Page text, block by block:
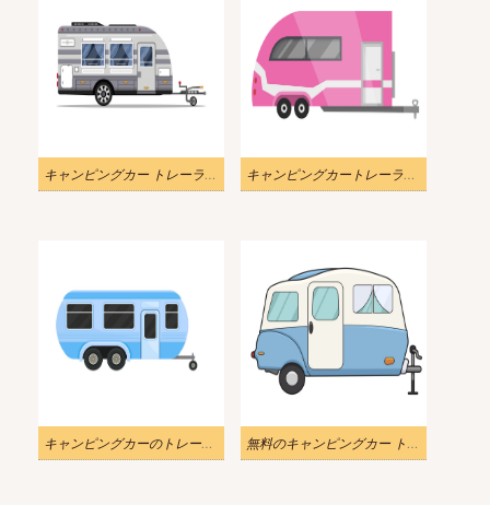
キャンピングカー トレーラー イラスト png イメージ キャンピングカートレーラーイラストpng
キャンピングカーのトレーラーのイラスト 無料のキャンピングカー トレーラー イラスト画像